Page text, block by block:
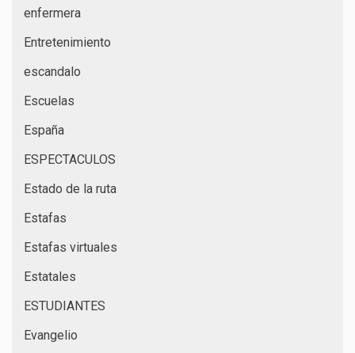
enfermera
Entretenimiento
escandalo
Escuelas
España
ESPECTACULOS
Estado de la ruta
Estafas
Estafas virtuales
Estatales
ESTUDIANTES
Evangelio